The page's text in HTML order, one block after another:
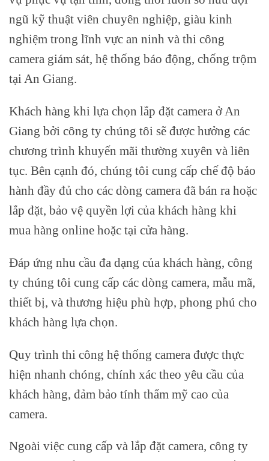
ngũ kỹ thuật viên chuyên nghiệp, giàu kinh
nghiệm trong lĩnh vực an ninh và thi công
camera giám sát, hệ thống báo động, chống trộm
tại An Giang.
Khách hàng khi lựa chọn lắp đặt camera ở An
Giang bởi công ty chúng tôi sẽ được hưởng các
chương trình khuyến mãi thường xuyên và liên
tục. Bên cạnh đó, chúng tôi cung cấp chế độ bảo
hành đầy đủ cho các dòng camera đã bán ra hoặc
lắp đặt, bảo vệ quyền lợi của khách hàng khi
mua hàng online hoặc tại cửa hàng.
Đáp ứng nhu cầu đa dạng của khách hàng, công
ty chúng tôi cung cấp các dòng camera, mẫu mã,
thiết bị, và thương hiệu phù hợp, phong phú cho
khách hàng lựa chọn.
Quy trình thi công hệ thống camera được thực
hiện nhanh chóng, chính xác theo yêu cầu của
khách hàng, đảm bảo tính thẩm mỹ cao của
camera.
Ngoài việc cung cấp và lắp đặt camera, công ty